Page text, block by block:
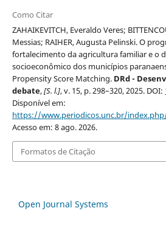
Como Citar
ZAHAIKEVITCH, Everaldo Veres;
Messias; RAIHER, Augusta Pelinski. O
fortalecimento da agricultura familiar e o
socioeconômico dos municípios
Propensity Score Matching. DRd -
debate,[S. l.], v. 15, p. 298–320, 2025. DOI:
Disponível em:
https://www.periodicos.unc.br/
Acesso em: 8 ago. 2026.
Formatos de Citação
Open Journal Systems